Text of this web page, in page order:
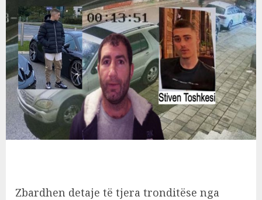
Zbardhen detaje të tjera tronditëse nga